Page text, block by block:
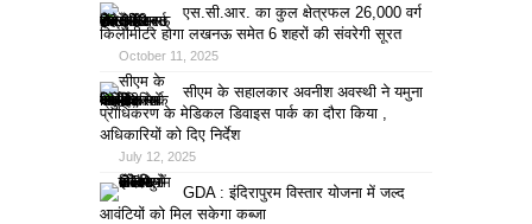
एस.सी.आर. का कुल क्षेत्रफल 26,000 वर्ग
किलोमीटर होगा लखनऊ समेत 6 शहरों की संवरेगी सूरत
October 11, 2025
सीएम के सहालकार अवनीश अवस्थी ने यमुना
प्राधिकरण के मेडिकल डिवाइस पार्क का दौरा किया ,
अधिकारियों को दिए निर्देश
July 12, 2025
GDA : इंदिरापुरम विस्तार योजना में जल्द
आवंटियों को मिल सकेगा कब्जा